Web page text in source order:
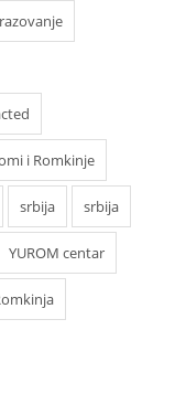
i Romkinje
srbija srbija
YUROM centar